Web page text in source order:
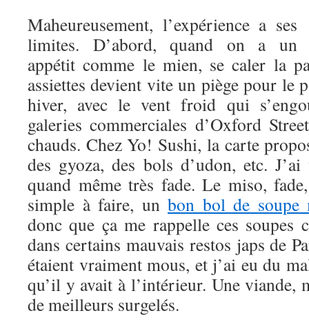
Maheureusement, l’expérience a ses
limites. D’abord, quand on a un
appétit comme le mien, se caler la
assiettes devient vite un piège pour le
hiver, avec le vent froid qui
galeries commerciales d’Oxford
chauds. Chez Yo! Sushi, la carte
des gyoza, des bols d’udon, etc.
quand même très fade. Le miso,
simple à faire, un bon bol de soupe
donc que ça me rappelle ces soupes
dans certains mauvais restos japs de
étaient vraiment mous, et j’ai eu du
qu’il y avait à l’intérieur. Une viande,
de meilleurs surgelés.